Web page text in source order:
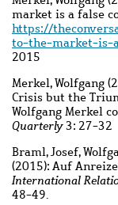
market is a false
https://
to-the-market-is-
2015
Merkel, Wolfgang
Crisis but the
Wolfgang Merkel
Quarterly3: 27-32
Braml, Josef,
(2015): Auf
International
48-49.